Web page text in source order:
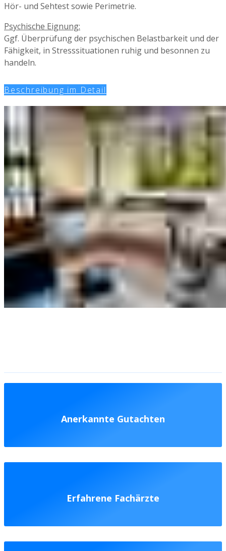
Hör- und Sehtest sowie Perimetrie.
Psychische Eignung:
Ggf. Überprüfung der psychischen Belastbarkeit und der
Fähigkeit, in Stresssituationen ruhig und besonnen zu
handeln.
Beschreibung im Detail
Anerkannte Gutachten
Erfahrene Fachärzte